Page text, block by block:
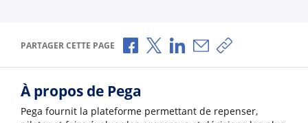
PARTAGER CETTE PAGE Partager via Facebook
Partager via X
Partager via LinkedIn
Partager par e-mail
Copier le lien
À propos de Pega
Pega fournit la plateforme permettant de repenser,